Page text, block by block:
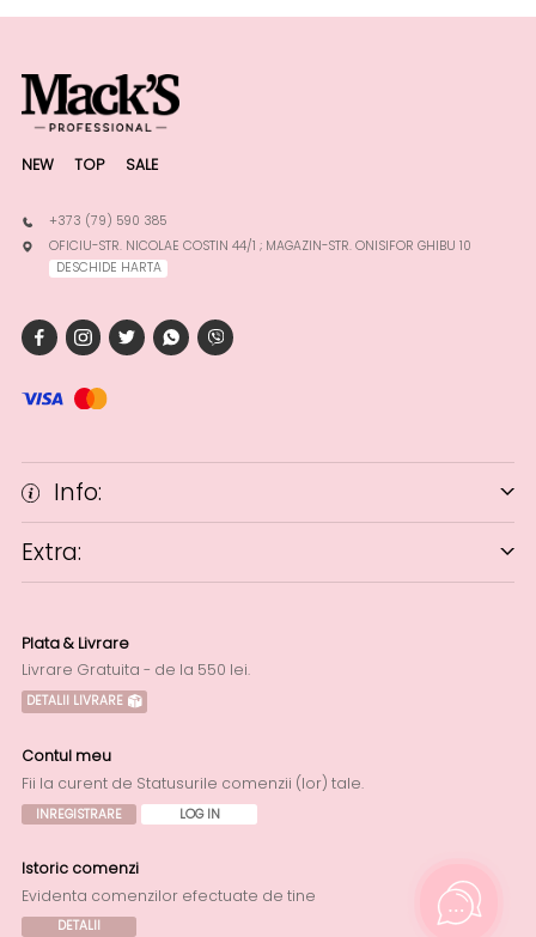
NEW TOP SALE
+373 (79) 590 385
OFICIU-STR. NICOLAE COSTIN 44/1 ; MAGAZIN-STR. ONISIFOR GHIBU 10
DESCHIDE HARTA
Info:
Extra:
Plata & Livrare
Livrare Gratuita - de la 550 lei.
DETALII LIVRARE
Contul meu
Fii la curent de Statusurile comenzii (lor) tale.
INREGISTRARE LOG IN
Istoric comenzi
Evidenta comenzilor efectuate de tine
DETALII